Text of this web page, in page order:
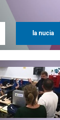
la nucia